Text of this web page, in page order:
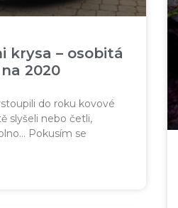
krysa – osobitá
2020
do roku kovové
slyšeli nebo četli,
Pokusím se